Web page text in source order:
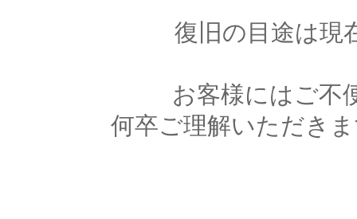
復旧の目途は現
お客様にはご不
何卒ご理解いただき